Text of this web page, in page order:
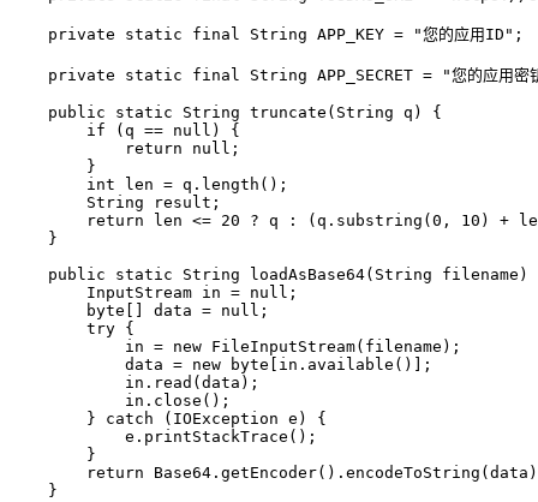
    private
static final String APP_KEY = "您的应用ID" ;
    private
static final String APP_SECRET = "您的应用密
    public
static String truncate (String q ) {
        if
(q == null ) {
            return
null ;
        }
        int
len = q. length ();
        String result;
        return
len <= 20 ? q : (q. substring ( 0 , 10 ) +
    }
    public
static String loadAsBase64(String filename )
        InputStream in
= null ;
        byte
[] data = null ;
        try
{
            in
= new FileInputStream(filename);
            data
= new byte [in. available ()];
            in.
read (data);
            in.
close ();
        }
catch (IOException e ) {
            e.
printStackTrace ();
        }
        return
Base64. getEncoder(). encodeToString
    }